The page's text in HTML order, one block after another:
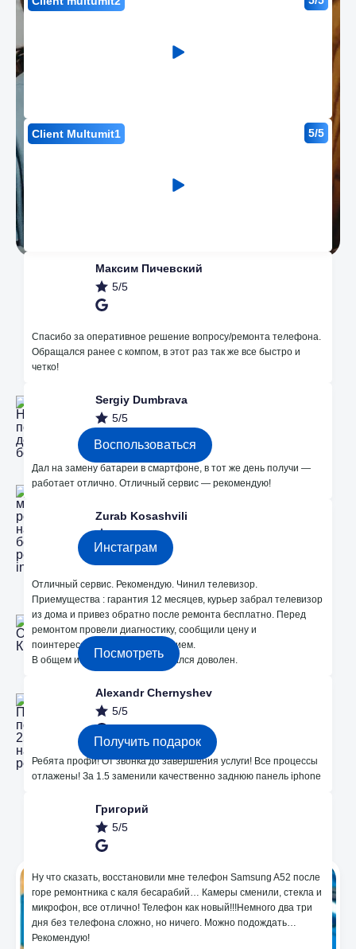
Client Multumit1 5/5
Максим Пичевский
5/5
Спасибо за оперативное решение вопросу/ремонта телефона.
Обращался ранее с компом, в этот раз так же все быстро и
четко!
Sergiy Dumbrava
5/5
Дал на замену батареи в смартфоне, в тот же день получи —
работает отлично. Отличный сервис — рекомендую!
Zurab Kosashvili
5/5
Отличный сервис. Рекомендую. Чинил телевизор.
Приемущества : гарантия 12 месяцев, курьер забрал телевизор
из дома и привез обратно после ремонта бесплатно. Перед
ремонтом провели диагностику, сообщили цену и
поинтересовались моим решением.
В общем и целом сервисом остался доволен.
Alexandr Chernyshev
5/5
Ребята профи! От звонка до завершения услуги! Все процессы
отлажены! За 1.5 заменили качественно заднюю панель iphone
Григорий
5/5
Ну что сказать, восстановили мне телефон Samsung A52 после
горе ремонтника с каля бесарабий… Камеры сменили, стекла и
микрофон, все отлично! Телефон как новый!!!Немного два три
дня без телефона сложно, но ничего. Можно подождать…
Рекомендую!
Наши преимущества
Незначительные поломки делаем
бесплатно
Воспользоваться
бесплатный ремонт в instagram
Инстаграм
2 Офиса в Кишиневе
Bodoni 33 и Dacia 24
Посмотреть
Получите подарок 250 лей на ремонт!
Получить подарок
Мы в Instagram